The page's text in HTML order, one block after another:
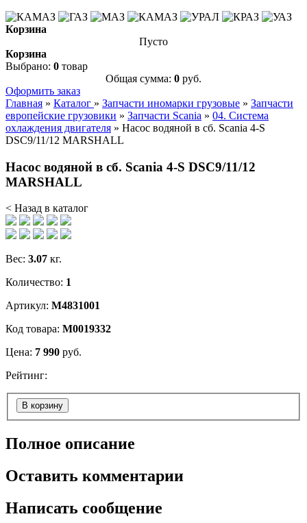
Корзина
Пусто
Корзина
Выбрано: 0 товар
Общая сумма: 0 руб.
Оформить заказ
Главная » Каталог » Запчасти иномарки грузовые » Запчасти
европейские грузовики » Запчасти Scania » 04. Система
охлаждения двигателя » Насос водяной в сб. Scania 4-S
DSC9/11/12 MARSHALL
Насос водяной в сб. Scania 4-S DSC9/11/12
MARSHALL
< Назад в каталог
Вес: 3.07 кг.
Количество: 1
Артикул: M4831001
Код товара: М0019332
Цена: 7 990 руб.
Рейтинг:
В корзину
Полное описание
Оставить комментарии
Написать сообщение